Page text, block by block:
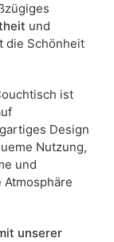
und
die Schönheit
ist
Design
Nutzung,
und
unserer